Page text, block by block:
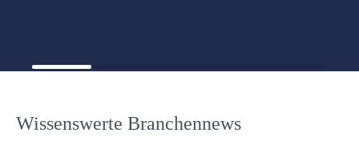
Wissenswerte Branchennews